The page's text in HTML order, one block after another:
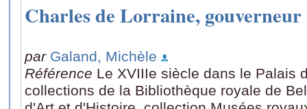
Charles de Lorraine, gouverneur
par Galand, Michèle
Référence Le XVIIIe siècle dans le Palais
collections de la Bibliothèque royale de